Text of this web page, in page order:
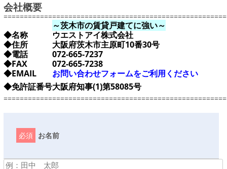
会社概要
～茨木市の賃貸戸建てに強い～
◆名称
ウエストアイ株式会社
◆住所
大阪府茨木市主原町10番30号
◆電話
072-665-7237
◆FAX
072-665-7238
◆EMAIL
お問い合わせフォームをご利用ください
◆免許証番号大阪府知事(1)第58085号
必須 お名前